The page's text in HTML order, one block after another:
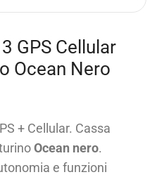
GPS Cellular
Ocean Nero
+ Cellular. Cassa
Ocean nero.
e funzioni